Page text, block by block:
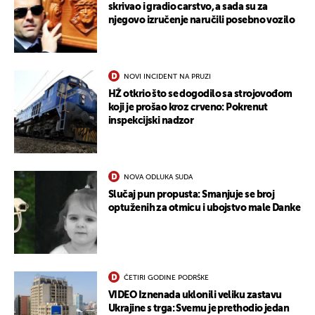
skrivao i gradio carstvo, a sada su za
njegovo izručenje naručili posebno vozilo
NOVI INCIDENT NA PRUZI
HŽ otkrio što se dogodilo sa strojovođom
koji je prošao kroz crveno: Pokrenut
inspekcijski nadzor
NOVA ODLUKA SUDA
Slučaj pun propusta: Smanjuje se broj
optuženih za otmicu i ubojstvo male Danke
ČETIRI GODINE PODRŠKE
VIDEO Iznenada uklonili veliku zastavu
Ukrajine s trga: Svemu je prethodio jedan